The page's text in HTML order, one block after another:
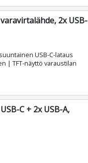
2x USB-
USB-C-lataus
| TFT-näyttö varaustilan
C + 2x USB-A,